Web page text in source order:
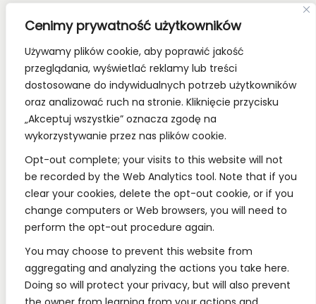
Cenimy prywatność użytkowników
Używamy plików cookie, aby poprawić jakość
przeglądania, wyświetlać reklamy lub treści
dostosowane do indywidualnych potrzeb użytkowników
oraz analizować ruch na stronie. Kliknięcie przycisku
„Akceptuj wszystkie” oznacza zgodę na
wykorzystywanie przez nas plików cookie.
Opt-out complete; your visits to this website will not
be recorded by the Web Analytics tool. Note that if you
clear your cookies, delete the opt-out cookie, or if you
change computers or Web browsers, you will need to
perform the opt-out procedure again.
You may choose to prevent this website from
aggregating and analyzing the actions you take here.
Doing so will protect your privacy, but will also prevent
styl życia!
Bądź z nami na bieżąco, dołącz do naszych mediów
społecznościowych.
REGULAMINY:
Regulamin
RODO
Regulamin Konkursów